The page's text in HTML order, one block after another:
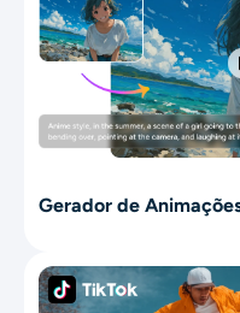
Gerador de